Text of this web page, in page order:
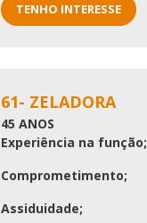
TENHO INTERESSE
61- ZELADORA
45 ANOS
Experiência na função;
Comprometimento;
Assiduidade;